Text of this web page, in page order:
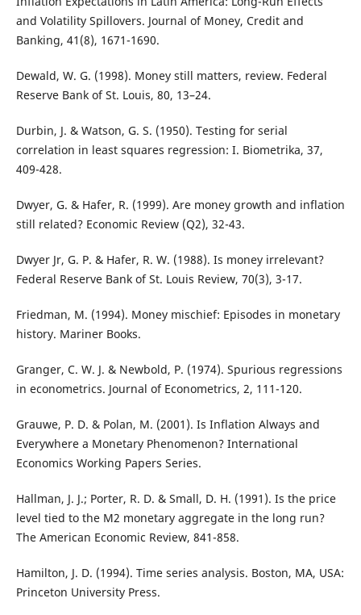
and Volatility Spillovers. Journal of Money, Credit and
Banking, 41(8), 1671-1690.
Dewald, W. G. (1998). Money still matters, review. Federal
Reserve Bank of St. Louis, 80, 13–24.
Durbin, J. & Watson, G. S. (1950). Testing for serial
correlation in least squares regression: I. Biometrika, 37,
409-428.
Dwyer, G. & Hafer, R. (1999). Are money growth and inflation
still related? Economic Review (Q2), 32-43.
Dwyer Jr, G. P. & Hafer, R. W. (1988). Is money irrelevant?
Federal Reserve Bank of St. Louis Review, 70(3), 3-17.
Friedman, M. (1994). Money mischief: Episodes in monetary
history. Mariner Books.
Granger, C. W. J. & Newbold, P. (1974). Spurious regressions
in econometrics. Journal of Econometrics, 2, 111-120.
Grauwe, P. D. & Polan, M. (2001). Is Inflation Always and
Everywhere a Monetary Phenomenon? International
Economics Working Papers Series.
Hallman, J. J.; Porter, R. D. & Small, D. H. (1991). Is the price
level tied to the M2 monetary aggregate in the long run?
The American Economic Review, 841-858.
Hamilton, J. D. (1994). Time series analysis. Boston, MA, USA:
Princeton University Press.